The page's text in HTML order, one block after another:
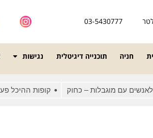
03-5430777
חניה תוכנייה דיגיטלית נגישות
עם מוגבלות – כחוק קופות ההיכל